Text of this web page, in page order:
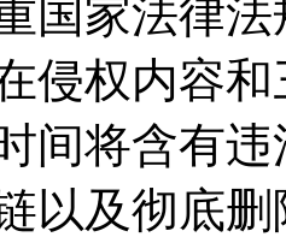
国家法律
侵权内容
间将含有
以及彻底